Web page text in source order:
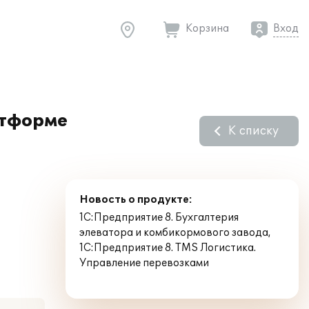
Корзина Вход
К списку
Новость о продукте:
1С:Предприятие 8. Бухгалтерия
элеватора и комбикормового завода,
1С:Предприятие 8. TMS Логистика.
Управление перевозками